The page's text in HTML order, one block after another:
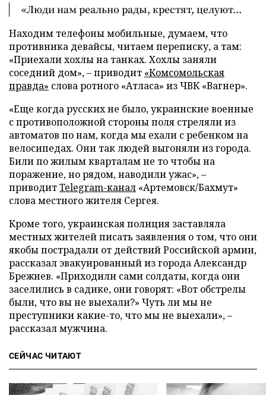
«Люди нам реально рады, крестят, целуют...
Находим телефоны мобильные, думаем, что
противника девайсы, читаем переписку, а там:
«Приехали хохлы на танках. Хохлы заняли
соседний дом», – приводит «Комсомольская
правда» слова ротного «Атласа» из ЧВК «Вагнер».
«Еще когда русских не было, украинские военные
с противоположной стороны поля стреляли из
автоматов по нам, когда мы ехали с ребенком на
велосипедах. Они так людей выгоняли из города.
Били по жилым кварталам не то чтобы на
поражение, но рядом, наводили ужас», –
приводитTelegram-канал «Артемовск/Бахмут»
слова местного жителя Сергея.
Кроме того, украинская полиция заставляла
местных жителей писать заявления о том, что они
якобы пострадали от действий Российской армии,
рассказал эвакуированный из города Александр
Брежнев. «Приходили сами солдаты, когда они
заселились в садике, они говорят: «Вот обстрелы
были, что вы не выехали?» Чуть ли мы не
преступники какие-то, что мы не выехали», –
рассказал мужчина.
СЕЙЧАС ЧИТАЮТ